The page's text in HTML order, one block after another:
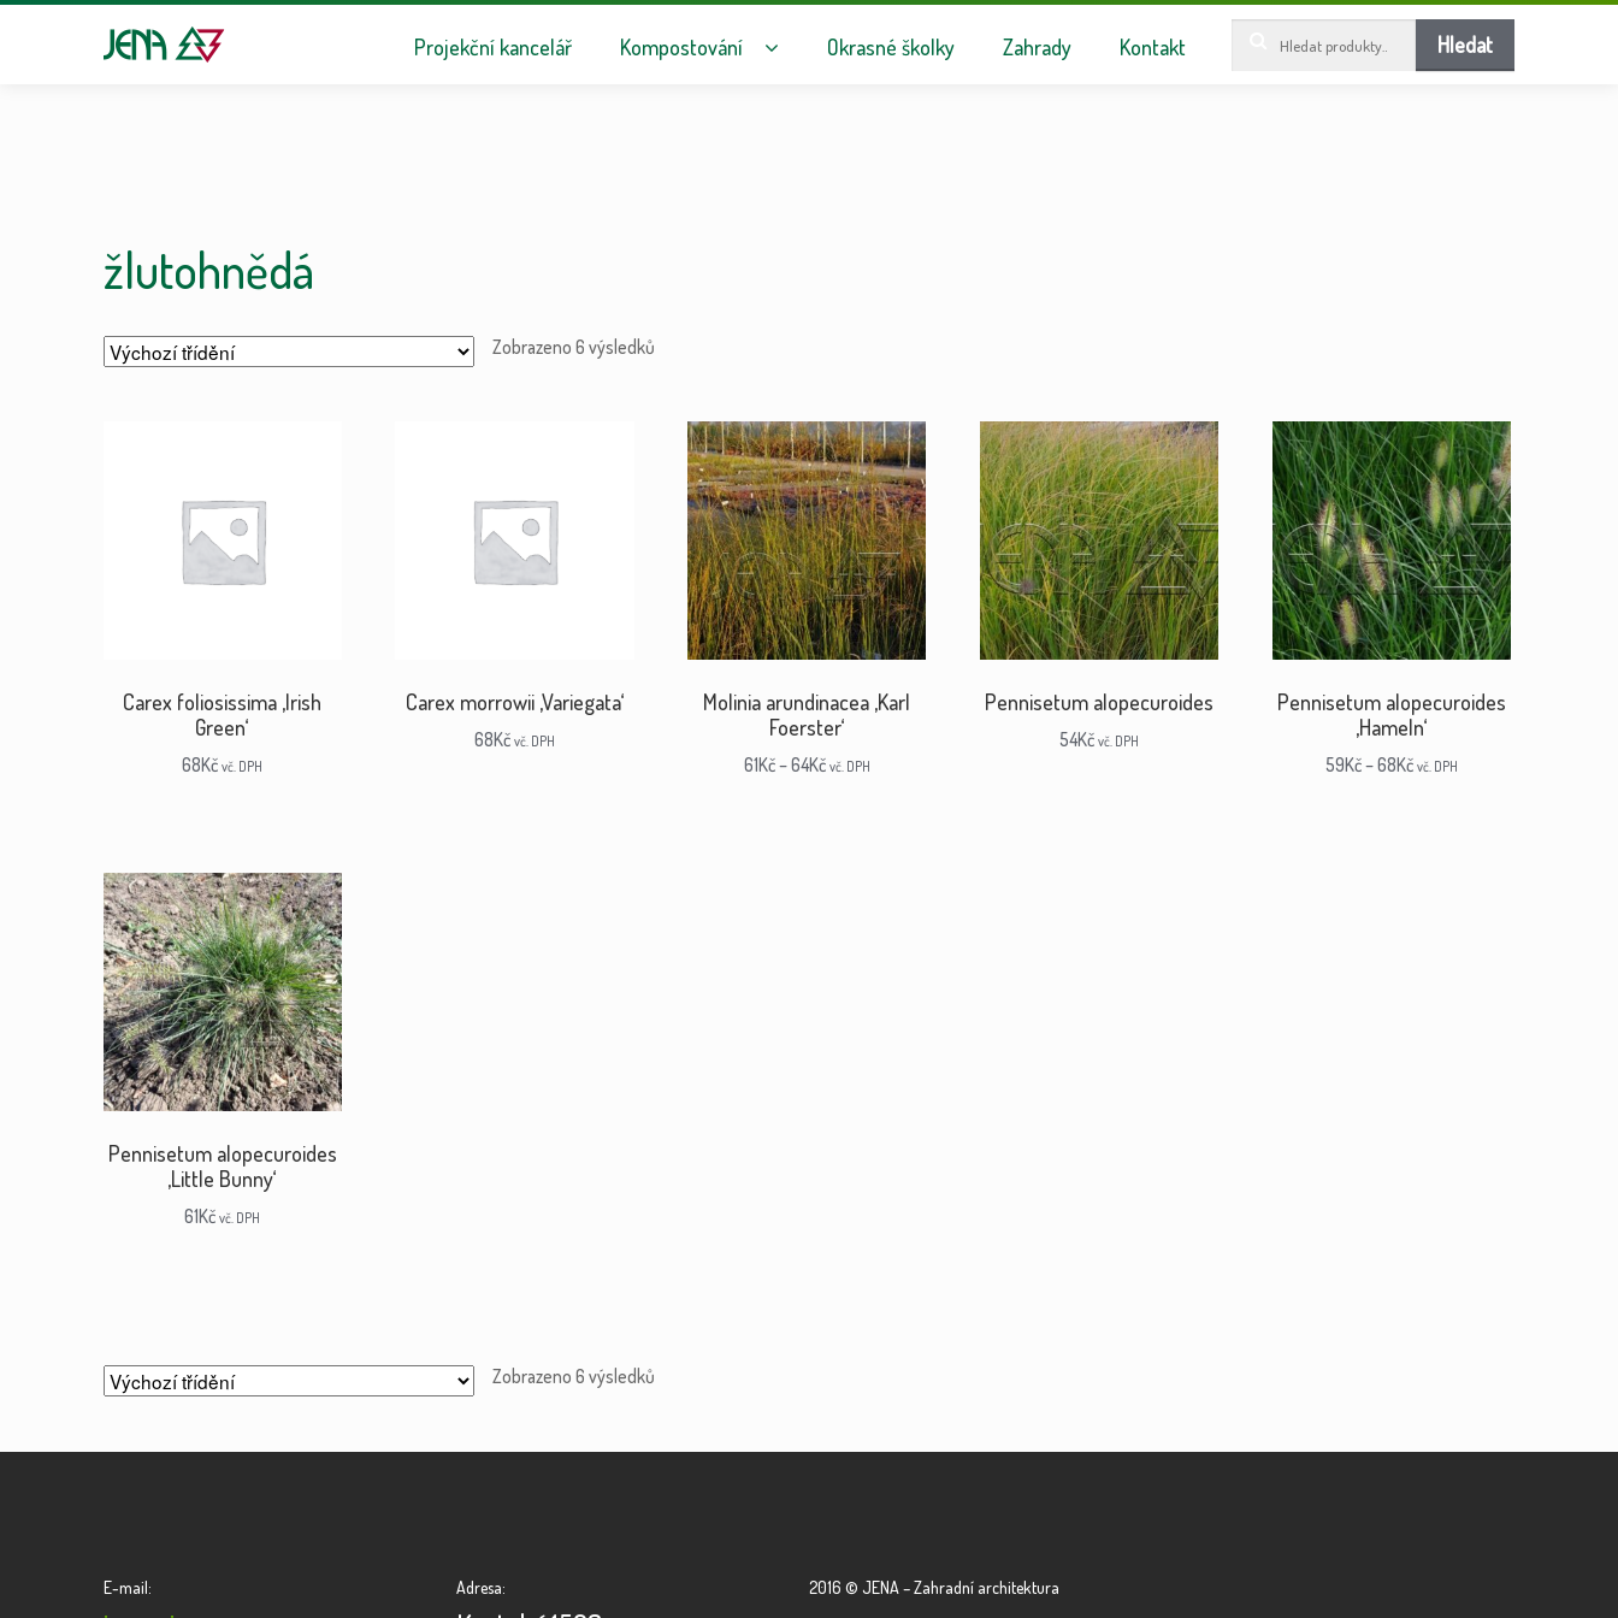
Přeskočit na navigaci
Přejít k obsahu webu
Hledat
Projekční kancelář Kompostování Okrasné školky Zahrady Kontakt
žlutohnědá
Zobrazeno 6 výsledků
Carex foliosissima ‚Irish
Green‘
68Kč vč. DPH
Carex morrowii ‚Variegata‘
68Kč vč. DPH
Molinia arundinacea ‚Karl
Foerster‘
61Kč–64Kč vč. DPH
Pennisetum alopecuroides
54Kč vč. DPH
Pennisetum alopecuroides
‚Hameln‘
59Kč–68Kč vč. DPH
Pennisetum alopecuroides
‚Little Bunny‘
61Kč vč. DPH
Zobrazeno 6 výsledků
E-mail: Adresa: 2016 © JENA – Zahradní architektura